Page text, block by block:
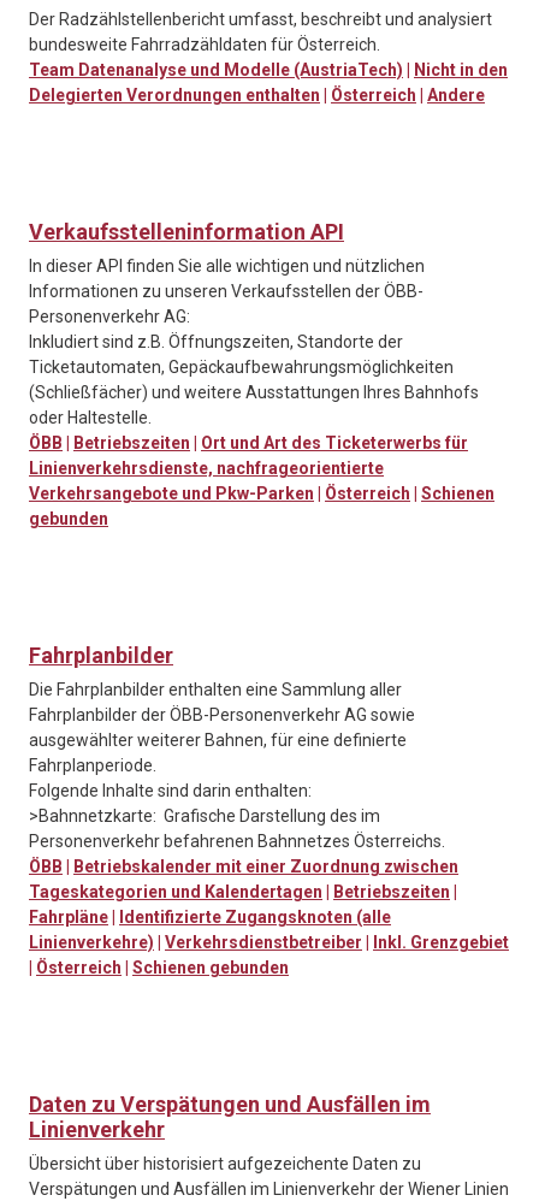
Der Radzählstellenbericht umfasst, beschreibt und analysiert
bundesweite Fahrradzähldaten für Österreich.
Team Datenanalyse und Modelle (AustriaTech)
Nicht in den
Delegierten Verordnungen enthalten
Österreich Andere
Verkaufsstelleninformation API
In dieser API finden Sie alle wichtigen und nützlichen
Informationen zu unseren Verkaufsstellen der ÖBB-
Personenverkehr AG:
Inkludiert sind z.B. Öffnungszeiten, Standorte der
Ticketautomaten, Gepäckaufbewahrungsmöglichkeiten
(Schließfächer) und weitere Ausstattungen Ihres Bahnhofs
oder Haltestelle.
ÖBB
Betriebszeiten
Ort und Art des Ticketerwerbs für
Linienverkehrsdienste, nachfrageorientierte
Verkehrsangebote und Pkw-Parken
Österreich
Schienen
gebunden
Fahrplanbilder
Die Fahrplanbilder enthalten eine Sammlung aller
Fahrplanbilder der ÖBB-Personenverkehr AG sowie
ausgewählter weiterer Bahnen, für eine definierte
Fahrplanperiode.
Folgende Inhalte sind darin enthalten:
>Bahnnetzkarte: Grafische Darstellung des im
Personenverkehr befahrenen Bahnnetzes Österreichs.
ÖBB
Betriebskalender mit einer Zuordnung zwischen
Tageskategorien und Kalendertagen
Betriebszeiten
Fahrpläne
Identifizierte Zugangsknoten (alle
Linienverkehre)
Verkehrsdienstbetreiber
Inkl. Grenzgebiet
Österreich Schienen gebunden
Daten zu Verspätungen und Ausfällen im
Linienverkehr
Übersicht über historisiert aufgezeichente Daten zu
Verspätungen und Ausfällen im Linienverkehr der Wiener Linien